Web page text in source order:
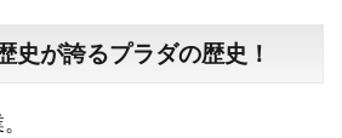
史が誇るプラダの歴史！